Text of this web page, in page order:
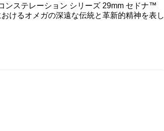
ンステレーション シリーズ 29mm セドナ™
けるオメガの深遠な伝統と革新的精神を表し